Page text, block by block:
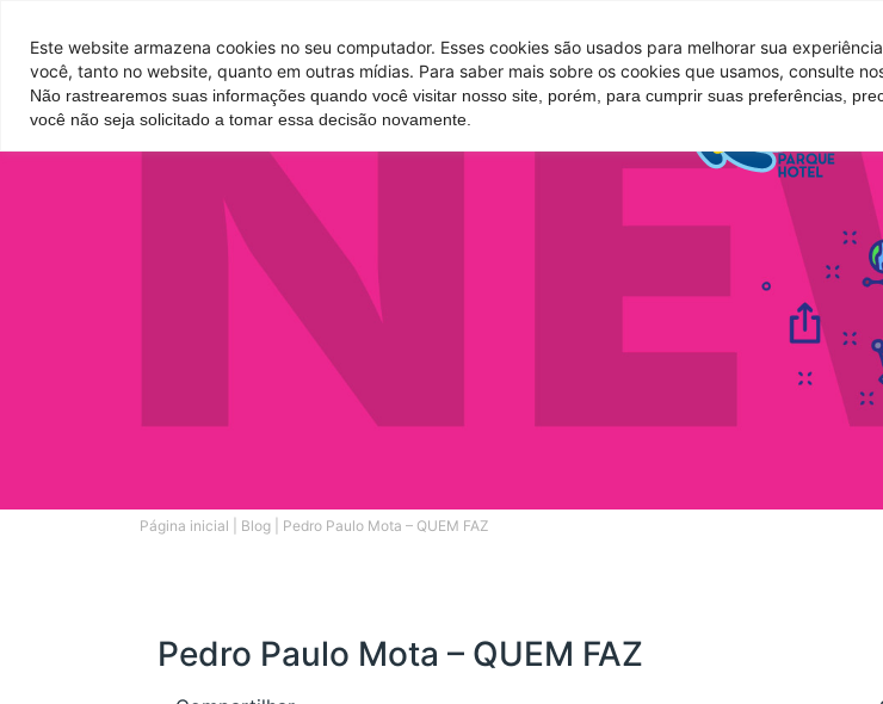
Este website armazena cookies no seu computador. Esses cookies são usados ​​para melhorar sua
você, tanto no website, quanto em outras mídias. Para saber mais sobre os cookies que usamos, consulte
Não rastrearemos suas informações quando você visitar nosso site, porém, para cumprir suas preferências,
você não seja solicitado a tomar essa decisão novamente.
Parque Hotel Atrações
Página inicial Blog Pedro Paulo Mota – QUEM FAZ
Pedro Paulo Mota – QUEM FAZ